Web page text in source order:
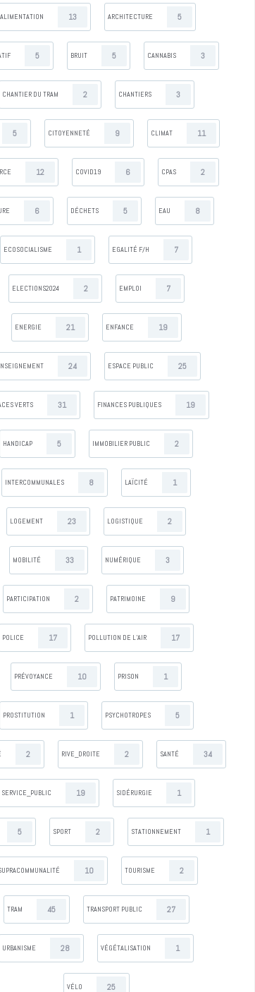
ALIMENTATION 13 ARCHITECTURE 5
5 BRUIT 5 CANNABIS 3
CHANTIER DU TRAM 2 CHANTIERS 3
5 CITOYENNETÉ 9 CLIMAT 11
12 COVID19 6 CPAS 2
6 DÉCHETS 5 EAU 8
ECOSOCIALISME 1 EGALITÉ F/H 7
ELECTIONS2024 2 EMPLOI 7
ENERGIE 21 ENFANCE 19
24 ESPACE PUBLIC 25
VERTS 31 FINANCES PUBLIQUES 19
HANDICAP 5 IMMOBILIER PUBLIC 2
INTERCOMMUNALES 8 LAÏCITÉ 1
LOGEMENT 23 LOGISTIQUE 2
MOBILITÉ 33 NUMÉRIQUE 3
PARTICIPATION 2 PATRIMOINE 9
POLICE 17 POLLUTION DE L’AIR 17
PRÉVOYANCE 10 PRISON 1
PROSTITUTION 1 PSYCHOTROPES 5
2 RIVE_DROITE 2 SANTÉ 34
SERVICE_PUBLIC 19 SIDÉRURGIE 1
5 SPORT 2 STATIONNEMENT 1
10 TOURISME 2
TRAM 45 TRANSPORT PUBLIC 27
URBANISME 28 VÉGÉTALISATION 1
VÉLO 25